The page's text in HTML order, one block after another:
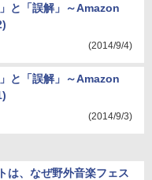
と「誤解」～Amazon
(2014/9/4)
と「誤解」～Amazon
(2014/9/3)
は、なぜ野外音楽フェス